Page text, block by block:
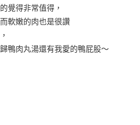
覺得非常值得，
軟嫩的肉也是很讚
鴨肉丸湯還有我愛的鴨屁股～